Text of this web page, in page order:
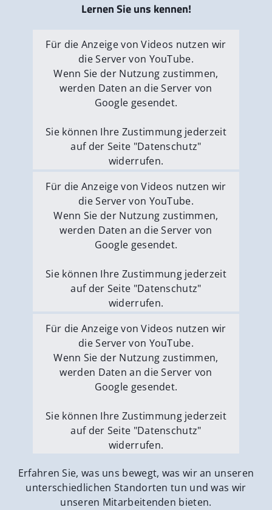
Lernen Sie uns kennen!
Für die Anzeige von Videos nutzen wir
die Server von YouTube.
Wenn Sie der Nutzung zustimmen,
werden Daten an die Server von
Google gesendet.
Sie können Ihre Zustimmung jederzeit
auf der Seite "Datenschutz"
widerrufen.
Externe Medien erlauben
Für die Anzeige von Videos nutzen wir
die Server von YouTube.
Wenn Sie der Nutzung zustimmen,
werden Daten an die Server von
Google gesendet.
Sie können Ihre Zustimmung jederzeit
auf der Seite "Datenschutz"
widerrufen.
Externe Medien erlauben
Für die Anzeige von Videos nutzen wir
die Server von YouTube.
Wenn Sie der Nutzung zustimmen,
werden Daten an die Server von
Google gesendet.
Sie können Ihre Zustimmung jederzeit
auf der Seite "Datenschutz"
widerrufen.
Externe Medien erlauben
Erfahren Sie, was uns bewegt, was wir an unseren
unterschiedlichen Standorten tun und was wir
unseren Mitarbeitenden bieten.